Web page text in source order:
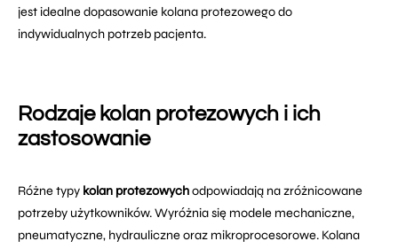
jest idealne dopasowanie kolana protezowego do
indywidualnych potrzeb pacjenta.
Rodzaje kolan protezowych i ich
zastosowanie
Różne typy kolan protezowychodpowiadają na zróżnicowane
potrzeby użytkowników. Wyróżnia się modele mechaniczne,
pneumatyczne, hydrauliczne oraz mikroprocesorowe. Kolana